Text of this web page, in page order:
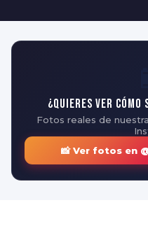
¿Quieres ver
Fotos reales de
📸 Ver fotos en